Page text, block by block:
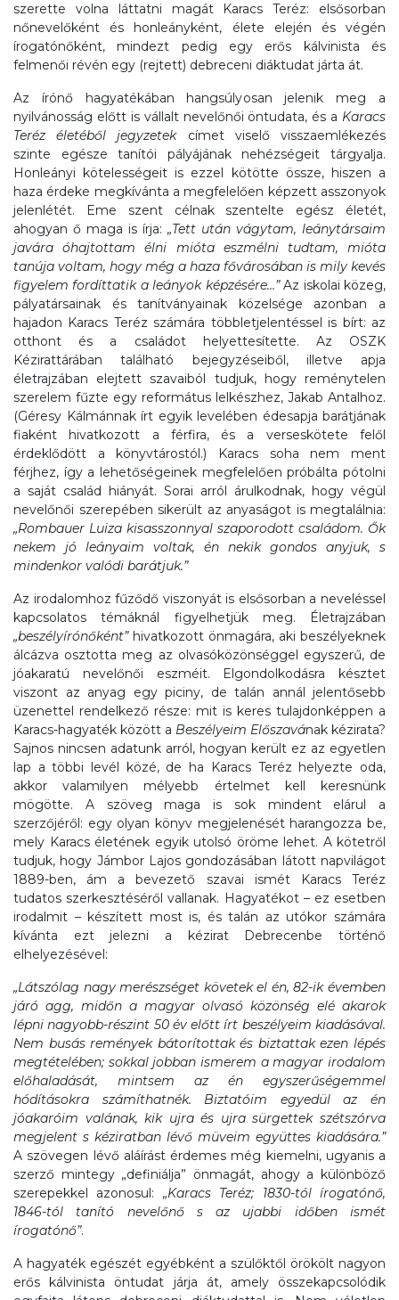
szerette volna láttatni magát Karacs Teréz: elsősorban
nőnevelőként és honleányként, élete elején és végén
írogatónőként, mindezt pedig egy erős kálvinista és
felmenői révén egy (rejtett) debreceni diáktudat járta át.
Az írónő hagyatékában hangsúlyosan jelenik meg a
nyilvánosság előtt is vállalt nevelőnői öntudata, és a Karacs
Teréz életéből jegyzetek címet viselő visszaemlékezés
szinte egésze tanítói pályájának nehézségeit tárgyalja.
Honleányi kötelességeit is ezzel kötötte össze, hiszen a
haza érdeke megkívánta a megfelelően képzett asszonyok
jelenlétét. Eme szent célnak szentelte egész életét,
ahogyan ő maga is írja: „Tett után vágytam, leánytársaim
javára óhajtottam élni mióta eszmélni tudtam, mióta
tanúja voltam, hogy még a haza fővárosában is mily kevés
figyelem fordíttatik a leányok képzésére…”Az iskolai közeg,
pályatársainak és tanítványainak közelsége azonban a
hajadon Karacs Teréz számára többletjelentéssel is bírt: az
otthont és a családot helyettesítette. Az OSZK
Kézirattárában található bejegyzéseiből, illetve apja
életrajzában elejtett szavaiból tudjuk, hogy reménytelen
szerelem fűzte egy református lelkészhez, Jakab Antalhoz.
(Géresy Kálmánnak írt egyik levelében édesapja barátjának
fiaként hivatkozott a férfira, és a verseskötete felől
érdeklődött a könyvtárostól.) Karacs soha nem ment
férjhez, így a lehetőségeinek megfelelően próbálta pótolni
a saját család hiányát. Sorai arról árulkodnak, hogy végül
nevelőnői szerepében sikerült az anyaságot is megtalálnia:
„Rombauer Luiza kisasszonnyal szaporodott családom. Ők
nekem jó leányaim voltak, én nekik gondos anyjuk, s
mindenkor valódi barátjuk.”
Az irodalomhoz fűződő viszonyát is elsősorban a neveléssel
kapcsolatos témáknál figyelhetjük meg. Életrajzában
„beszélyírónőként”hivatkozott önmagára, aki beszélyeknek
álcázva osztotta meg az olvasóközönséggel egyszerű, de
jóakaratú nevelőnői eszméit. Elgondolkodásra késztet
viszont az anyag egy piciny, de talán annál jelentősebb
üzenettel rendelkező része: mit is keres tulajdonképpen a
Karacs-hagyaték között a Beszélyeim Előszavának kézirata?
Sajnos nincsen adatunk arról, hogyan került ez az egyetlen
lap a többi levél közé, de ha Karacs Teréz helyezte oda,
akkor valamilyen mélyebb értelmet kell keresnünk
mögötte. A szöveg maga is sok mindent elárul a
szerzőjéről: egy olyan könyv megjelenését harangozza be,
mely Karacs életének egyik utolsó öröme lehet. A kötetről
tudjuk, hogy Jámbor Lajos gondozásában látott napvilágot
1889-ben, ám a bevezető szavai ismét Karacs Teréz
tudatos szerkesztéséről vallanak. Hagyatékot – ez esetben
irodalmit – készített most is, és talán az utókor számára
kívánta ezt jelezni a kézirat Debrecenbe történő
elhelyezésével:
„Látszólag nagy merészséget követek el én, 82-ik évemben
járó agg, midőn a magyar olvasó közönség elé akarok
lépni nagyobb-részint 50 év előtt írt beszélyeim kiadásával.
Nem busás remények bátorítottak és biztattak ezen lépés
megtételében; sokkal jobban ismerem a magyar irodalom
előhaladását, mintsem az én egyszerűségemmel
hódításokra számíthatnék. Biztatóim egyedül az én
jóakaróim valának, kik ujra és ujra sürgettek szétszórva
megjelent s kéziratban lévő müveim együttes kiadására.”
A szövegen lévő aláírást érdemes még kiemelni, ugyanis a
szerző mintegy „definiálja” önmagát, ahogy a különböző
szerepekkel azonosul: „Karacs Teréz; 1830-tól írogatónő,
1846-tól tanító nevelőnő s az ujabbi időben ismét
írogatónő”.
A hagyaték egészét egyébként a szülőktől örökölt nagyon
erős kálvinista öntudat járja át, amely összekapcsolódik